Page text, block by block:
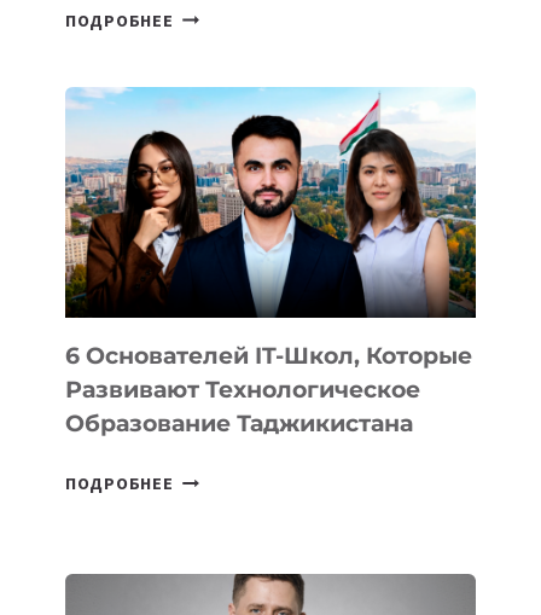
ПОДРОБНЕЕ СТАЛИ
ВНЕШНЕГО
ВИДА
НОВОГО
УСТРОЙСТВА
ОТ
OPENAI
6 Основателей IT-Школ, Которые
Развивают Технологическое
Образование Таджикистана
ПОДРОБНЕЕ
КОТОРЫЕ